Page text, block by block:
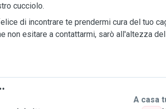
cucciolo.
di incontrare te prendermi cura del tuo
non esitare a contattarmi, sarò all'altezza
A casa